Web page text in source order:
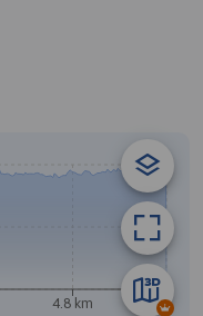
4.8 km 6.4 km